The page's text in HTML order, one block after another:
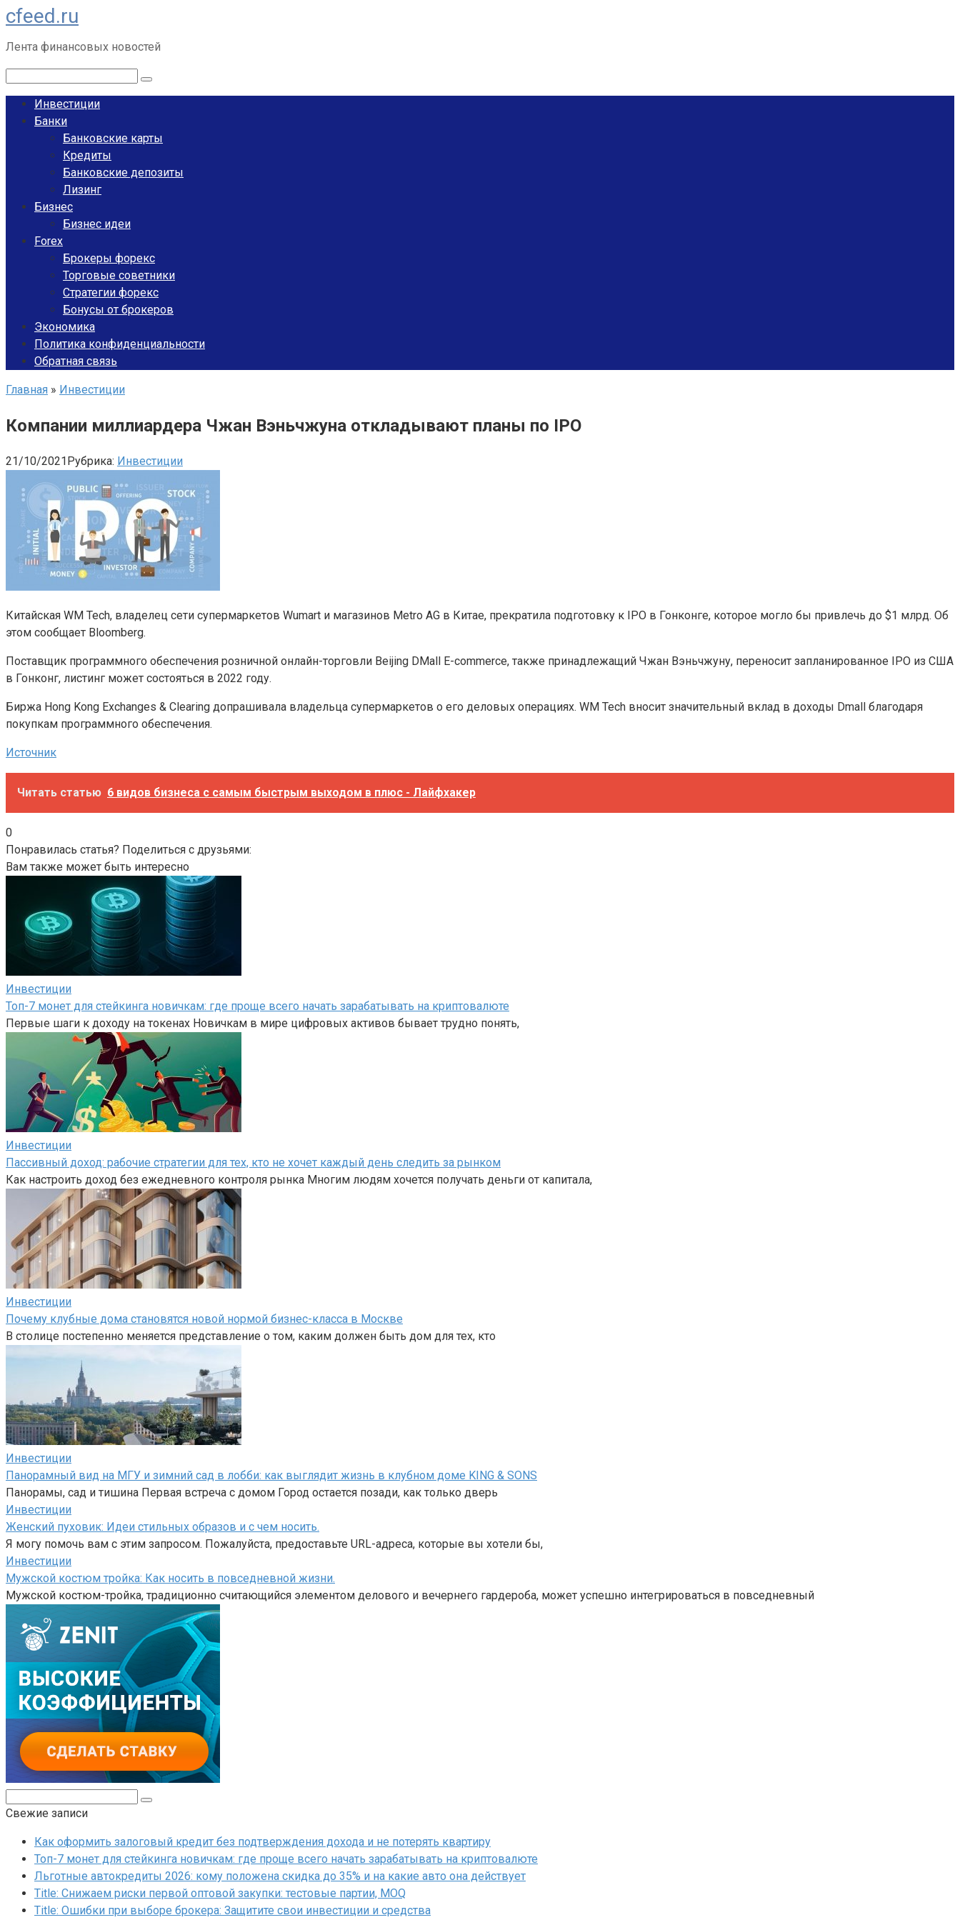
Перейти
к
контенту
cfeed.ru
Лента финансовых новостей
Инвестиции
Банки
Банковские карты
Кредиты
Банковские депозиты
Лизинг
Бизнес
Бизнес идеи
Forex
Брокеры форекс
Торговые советники
Стратегии форекс
Бонусы от брокеров
Экономика
Политика конфиденциальности
Обратная связь
Главная » Инвестиции
Компании миллиардера Чжан Вэньчжуна откладывают планы по IPO
21/10/2021Рубрика: Инвестиции
Китайская WM Tech, владелец сети супермаркетов Wumart и магазинов Metro AG в Китае, прекратила подготовку к IPO в Гонконге, которое могло бы привлечь до $1 млрд. Об
этом сообщает Bloomberg.
Поставщик программного обеспечения розничной онлайн-торговли Beijing DMall E-commerce, также принадлежащий Чжан Вэньчжуну, переносит запланированное IPO из США
в Гонконг, листинг может состояться в 2022 году.
Биржа Hong Kong Exchanges & Clearing допрашивала владельца супермаркетов о его деловых операциях. WM Tech вносит значительный вклад в доходы Dmall благодаря
покупкам программного обеспечения.
Источник
Читать статью 6 видов бизнеса с самым быстрым выходом в плюс - Лайфхакер
0
Понравилась статья? Поделиться с друзьями:
Вам также может быть интересно
Инвестиции
Топ-7 монет для стейкинга новичкам: где проще всего начать зарабатывать на криптовалюте
Первые шаги к доходу на токенах Новичкам в мире цифровых активов бывает трудно понять,
Инвестиции
Пассивный доход: рабочие стратегии для тех, кто не хочет каждый день следить за рынком
Как настроить доход без ежедневного контроля рынка Многим людям хочется получать деньги от капитала,
Инвестиции
Почему клубные дома становятся новой нормой бизнес-класса в Москве
В столице постепенно меняется представление о том, каким должен быть дом для тех, кто
Инвестиции
Панорамный вид на МГУ и зимний сад в лобби: как выглядит жизнь в клубном доме KING & SONS
Панорамы, сад и тишина Первая встреча с домом Город остается позади, как только дверь
Инвестиции
Женский пуховик: Идеи стильных образов и с чем носить.
Я могу помочь вам с этим запросом. Пожалуйста, предоставьте URL-адреса, которые вы хотели бы,
Инвестиции
Мужской костюм тройка: Как носить в повседневной жизни.
Мужской костюм-тройка, традиционно считающийся элементом делового и вечернего гардероба, может успешно интегрироваться в повседневный
Свежие записи
Как оформить залоговый кредит без подтверждения дохода и не потерять квартиру
Топ-7 монет для стейкинга новичкам: где проще всего начать зарабатывать на криптовалюте
Льготные автокредиты 2026: кому положена скидка до 35% и на какие авто она действует
Title: Снижаем риски первой оптовой закупки: тестовые партии, MOQ
Title: Ошибки при выборе брокера: Защитите свои инвестиции и средства